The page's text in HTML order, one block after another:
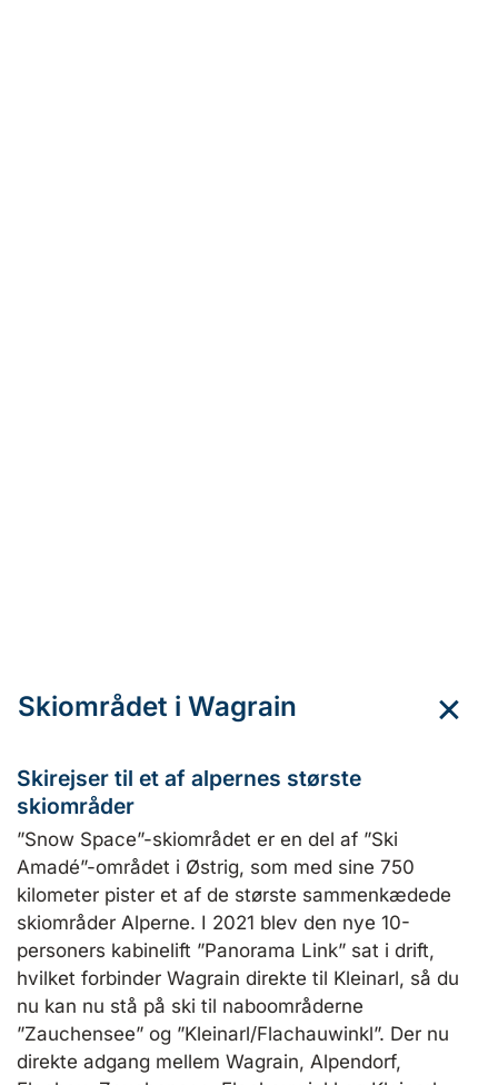
Skiområdet i Wagrain
Skirejser til et af alpernes største
skiområder
”Snow Space”-skiområdet er en del af ”Ski
Amadé”-området i Østrig, som med sine 750
kilometer pister et af de største sammenkædede
skiområder Alperne. I 2021 blev den nye 10-
personers kabinelift ”Panorama Link” sat i drift,
hvilket forbinder Wagrain direkte til Kleinarl, så du
nu kan nu stå på ski til naboområderne
”Zauchensee” og ”Kleinarl/Flachauwinkl”. Der nu
direkte adgang mellem Wagrain, Alpendorf,